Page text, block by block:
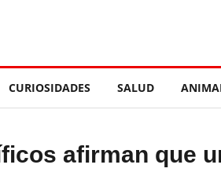
CURIOSIDADES SALUD
afirman que